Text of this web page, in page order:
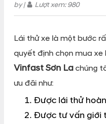
by| Lượt xem: 980
Lái thử xe là một bước
quyết định chọn mua
Vinfast Sơn La chúng
ưu đãi như:
Được lái thử
Được tư vấn giới